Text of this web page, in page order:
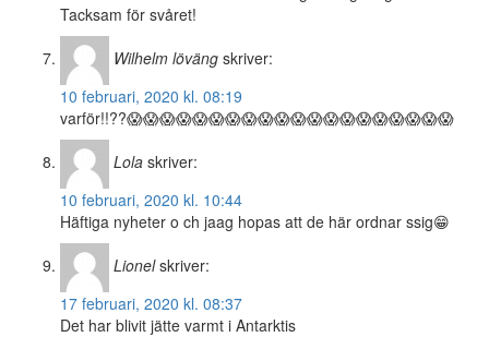
Tacksam för svåret!
Wilhelm löväng skriver:
10 februari, 2020 kl. 08:19
varför!!??😱😱😱😱😱😱😱😱😱😱😱😱😱😱😱😱😱😱😱😱
Lola skriver:
10 februari, 2020 kl. 10:44
Häftiga nyheter o ch jaag hopas att de här ordnar ssig😁
Lionel skriver:
17 februari, 2020 kl. 08:37
Det har blivit jätte varmt i Antarktis